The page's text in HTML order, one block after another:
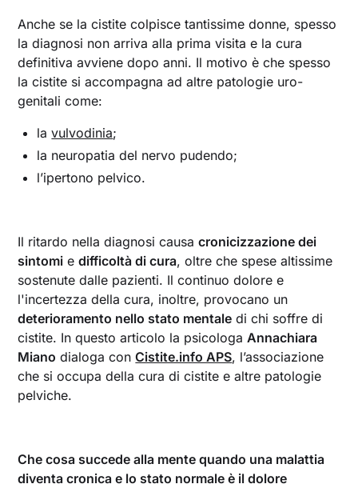
Anche se la cistite colpisce tantissime donne, spesso
la diagnosi non arriva alla prima visita e la cura
definitiva avviene dopo anni. Il motivo è che spesso
la cistite si accompagna ad altre patologie uro-
genitali come:
lavulvodinia;
la neuropatia del nervo pudendo;
l’ipertono pelvico.
Il ritardo nella diagnosi causacronicizzazione dei
sintomi edifficoltà di cura, oltre che spese altissime
sostenute dalle pazienti. Il continuo dolore e
l'incertezza della cura, inoltre, provocano un
deterioramento nello stato mentale di chi soffre di
cistite. In questo articolo la psicologa Annachiara
Miano dialoga conCistite.info APS, l’associazione
che si occupa della cura di cistite e altre patologie
pelviche.
Che cosa succede alla mente quando una malattia
diventa cronica e lo stato normale è il dolore